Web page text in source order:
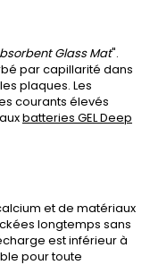
Glass Mat".
par capillarité dans
plaques. Les
courants élevés
batteries GEL Deep
et de matériaux
longtemps sans
est inférieur à
pour toute